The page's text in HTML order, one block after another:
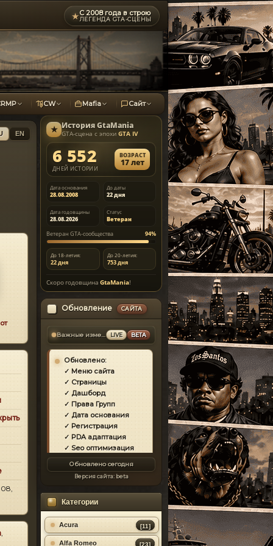
★С 2008 года в строю
ЛЕГЕНДА GTA-СЦЕНЫ
CW Mafia Сайт
EN
,
★ ИсторияGtaMania
GTA-сцена с эпохи GTA IV
6 552
ДНЕЙ ИСТОРИИ
ВОЗРАСТ
17 лет
Дата основания
28.08.2008
До даты
22 дня
Дата годовщины
28.08.2026
Статус
Ветеран
Ветеран GTA-сообщества
94%
До 18-летия:
22 дня
До 20-летия:
753 дня
Скоро годовщинаGtaMania!
Обновление САЙТА
Важные изменения LIVE BETA
Обновлено:
✓ Меню сайта
✓ Страницы
✓ Дашборд
✓ Права Групп
✓ Дата основания
✓ Регистрация
✓ PDA адаптация
✓ Seo оптимизация
✓ Загрузка страниц
✓ Моды
✓ Главная
✓ Репутация
✓ Золотой коммент
✓ Футер
✓ Форум
Обновлено сегодня
Версия сайта: beta
Категории
Acura [11]
Alfa Romeo [23]